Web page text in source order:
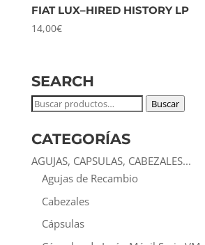
FIAT LUX–HIRED HISTORY LP
14,00€
SEARCH
Buscar
Buscar
CATEGORÍAS
AGUJAS, CAPSULAS, CABEZALES...
Agujas de Recambio
Cabezales
Cápsulas